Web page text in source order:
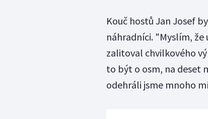
Kouč hostů Jan Josef
náhradníci. "Myslím,
zalitoval chvilkového
to být o osm, na deset
odehráli jsme mnoho